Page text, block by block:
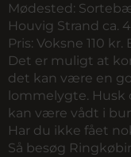
Mødested:
Houvig Strand ca.
Pris: Voksne 110 kr.
Det er muligt at
det kan være en
lommelygte. Husk
kan være vådt i
Har du ikke fået
Så besøg